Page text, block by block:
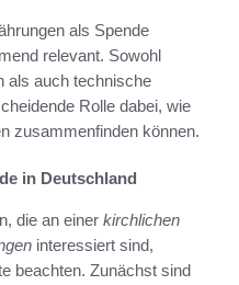
als Spende
relevant. Sowohl
als auch technische
Rolle dabei, wie
zusammenfinden können.
in Deutschland
die an einer kirchlichen
interessiert sind,
beachten. Zunächst sind